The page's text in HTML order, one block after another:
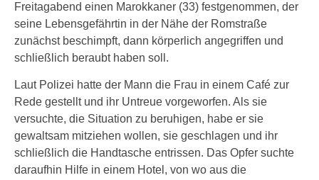
Freitagabend einen Marokkaner (33) festgenommen, der
seine Lebensgefährtin in der Nähe der Romstraße
zunächst beschimpft, dann körperlich angegriffen und
schließlich beraubt haben soll.
Laut Polizei hatte der Mann die Frau in einem Café zur
Rede gestellt und ihr Untreue vorgeworfen. Als sie
versuchte, die Situation zu beruhigen, habe er sie
gewaltsam mitziehen wollen, sie geschlagen und ihr
schließlich die Handtasche entrissen. Das Opfer suchte
daraufhin Hilfe in einem Hotel, von wo aus die